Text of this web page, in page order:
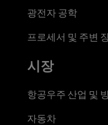
광전자 공학
프로세서 및 주변
시장
항공우주 산업 및
자동차